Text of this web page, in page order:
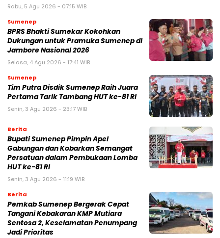
Rabu, 5 Agu 2026 - 07:15 WIB
Sumenep
BPRS Bhakti Sumekar Kokohkan
Dukungan untuk Pramuka Sumenep di
Jambore Nasional 2026
Selasa, 4 Agu 2026 - 17:41 WIB
Sumenep
Tim Putra Disdik Sumenep Raih Juara
Pertama Tarik Tambang HUT ke-81 RI
Senin, 3 Agu 2026 - 23:17 WIB
Berita
Bupati Sumenep Pimpin Apel
Gabungan dan Kobarkan Semangat
Persatuan dalam Pembukaan Lomba
HUT ke-81 RI
Senin, 3 Agu 2026 - 11:19 WIB
Berita
Pemkab Sumenep Bergerak Cepat
Tangani Kebakaran KMP Mutiara
Sentosa 2, Keselamatan Penumpang
Jadi Prioritas